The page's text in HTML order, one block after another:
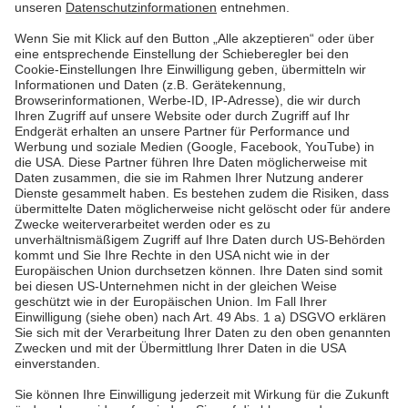
Technik, flexible Strukturen und ein
wertschätzendes Miteinander. So
schaffen wir Raum für Leistung,
Austausch und neue Ideen – über alle
Bereiche hinweg.
Aktuell, informativ, kostenlos - Abonnieren Sie den Newsletter!
Unser kostenloser E-Mail-Newsletter liefert Ihnen alle zwei
Monate wertvolle Tipps zum Energiesparen, Aktuelles aus der
Region und Neuigkeiten aus der Welt der Energie. Außerdem
informieren wir Sie stets aktuell über neue Gewinnspiele. Melden
Sie sich jetzt an und bleiben Sie informiert!